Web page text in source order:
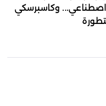
اصطناعي... وكاسبرسكي